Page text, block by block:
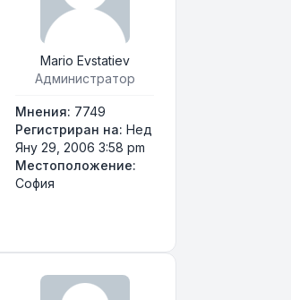
Mario Evstatiev
Администратор
Мнения: 7749
Регистриран на: Нед
Яну 29, 2006 3:58 pm
Местоположение:
София